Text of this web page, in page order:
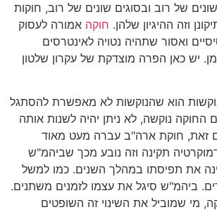
של רוב ובסוגים שונים של רוב, חוקות
וזה ההיגיון שלהן. חוקה אמורה לעסוק
ואסור שתהיה נטויה לאינטרסים
יש כאן הפרה מוצדקת של עקרון שלטון
הוא שהנוקשות לא מאפשרת להסתגל
נוקשה, לא ניתן יהיה לשנות אותה
שנה. עם זאת, חוקת ארה"ב עברה מעט מאוד
תקינה וזה נובע מכך שביהמ"ש
את תפיסתו במהלך השנים. כמו למשל
ביהמ"ש סיגל את עצמו לזמנים משתנים.
מי שמוביל את השינוי זה השופטים